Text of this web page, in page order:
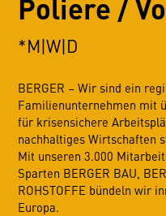
*M|W|D
BERGER – Wir sind ein
Familienunternehmen mit
für krisensichere
nachhaltiges Wirtschaften
Mit unseren 3.000
Sparten BERGER BAU,
ROHSTOFFE bündeln wir
Europa.